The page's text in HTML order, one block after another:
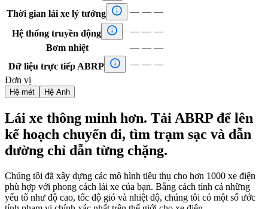
Thời gian lái xe lý tưởng  — — —
Hệ thống truyền động  — — —
Bơm nhiệt
— — —
Dữ liệu trực tiếp ABRP  — — —
Đơn vị
Hệ mét Hệ Anh
Lái xe thông minh hơn. Tải ABRP để lên
kế hoạch chuyến đi, tìm trạm sạc và dẫn
đường chỉ dẫn từng chặng.
Chúng tôi đã xây dựng các mô hình tiêu thụ cho hơn 1000 xe điện
phù hợp với phong cách lái xe của bạn. Bằng cách tính cả những
yếu tố như độ cao, tốc độ gió và nhiệt độ, chúng tôi có một số ước